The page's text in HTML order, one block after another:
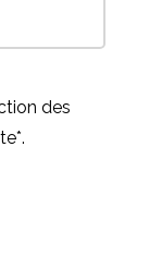
des